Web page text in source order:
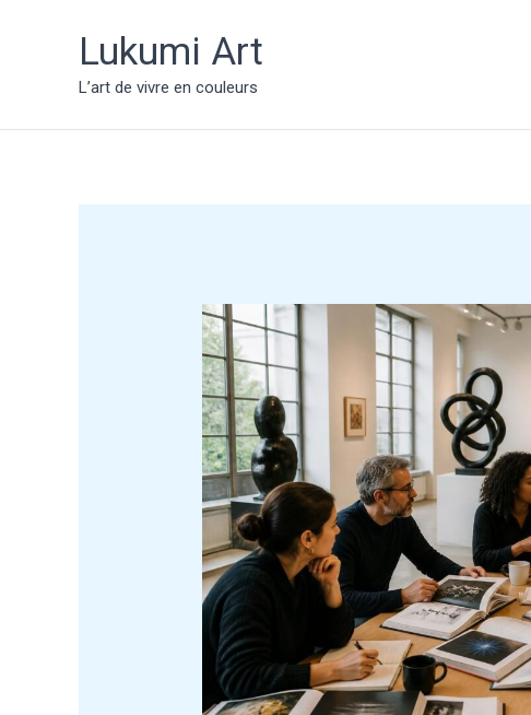
Lukumi Art
L’art de vivre en couleurs